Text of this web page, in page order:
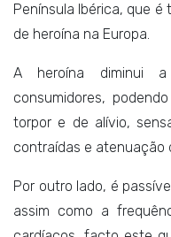
Península Ibérica, que
de heroína na Europa.
A heroína diminui
consumidores,
torpor e de alívio,
contraídas e atenuação
Por outro lado, é
assim como a